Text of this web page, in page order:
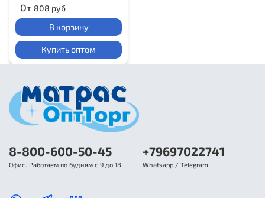
От 808 руб
В корзину
Купить оптом
8-800-600-50-45
Офис. Работаем по будням с 9 до 18
+79697022741
Whatsapp / Telegram